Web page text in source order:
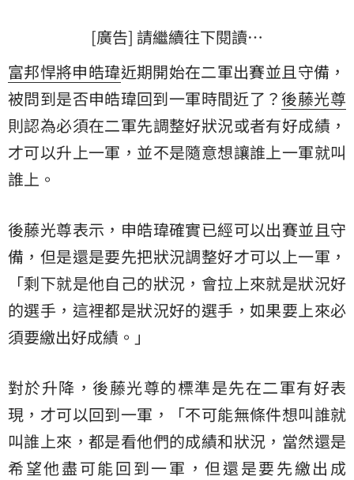
[廣告] 請繼續往下閱讀…
富邦悍將申皓瑋近期開始在二軍出賽並且守備，
被問到是否申皓瑋回到一軍時間近了？ 後藤光尊
則認為必須在二軍先調整好狀況或者有好成績，
才可以升上一軍，並不是隨意想讓誰上一軍就叫
誰上。
後藤光尊表示，申皓瑋確實已經可以出賽並且守
備，但是還是要先把狀況調整好才可以上一軍，
「剩下就是他自己的狀況，會拉上來就是狀況好
的選手，這裡都是狀況好的選手，如果要上來必
須要繳出好成績。」
對於升降，後藤光尊的標準是先在二軍有好表
現，才可以回到一軍，「不可能無條件想叫誰就
叫誰上來，都是看他們的成績和狀況，當然還是
希望他盡可能回到一軍，但還是要先繳出成